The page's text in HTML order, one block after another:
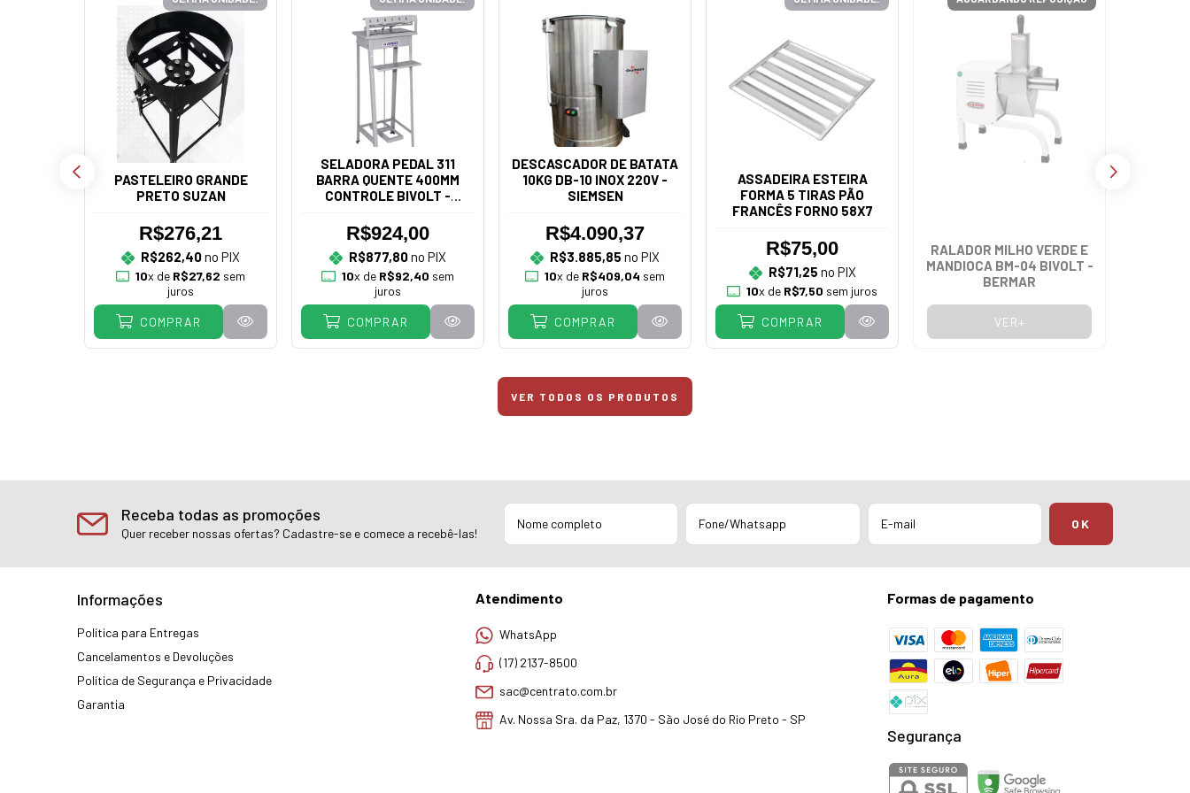
PASTELEIRO GRANDE
PRETO SUZAN
R$276,21
R$262,40no PIX
10x de R$27,62 sem
juros
COMPRAR
SELADORA PEDAL 311
BARRA QUENTE 400MM
CONTROLE BIVOLT -
R$924,00
R$877,80no PIX
10x de R$92,40 sem
juros
COMPRAR
DESCASCADOR DE BATATA
10KG DB-10 INOX 220V -
SIEMSEN
R$4.090,37
R$3.885,85 no PIX
10x de R$409,04 sem
juros
COMPRAR
ASSADEIRA ESTEIRA
FORMA 5 TIRAS PÃO
FRANCÊS FORNO 58X7
R$75,00
R$71,25 no PIX
10x de R$7,50 sem juros
COMPRAR
RALADOR MILHO VERDE E
MANDIOCA BM-04 BIVOLT -
BERMAR
VER+
VER TODOS OS PRODUTOS
Receba todas as promoções
Quer receber nossas ofertas? Cadastre-se e comece a recebê-las!
Informações
Política para Entregas
Cancelamentos e Devoluções
Política de Segurança e Privacidade
Garantia
Atendimento
WhatsApp
(17) 2137-8500
sac@centrato.com.br
Av. Nossa Sra. da Paz, 1370 - São José do Rio Preto - SP
Formas de pagamento
Segurança